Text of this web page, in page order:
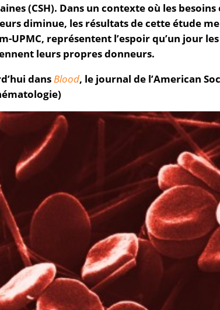
(CSH). Dans un contexte où les besoins
diminue, les résultats de cette étude
UPMC, représentent l’espoir qu’un jour
leurs propres donneurs.
dans Blood, le journal de l’American